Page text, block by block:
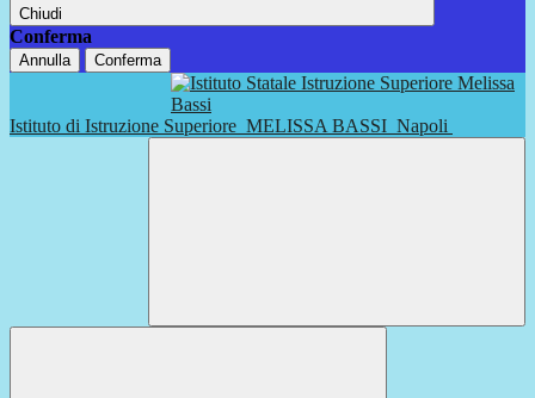
Chiudi
Conferma
Annulla Conferma
Istituto di Istruzione Superiore MELISSA BASSI Napoli